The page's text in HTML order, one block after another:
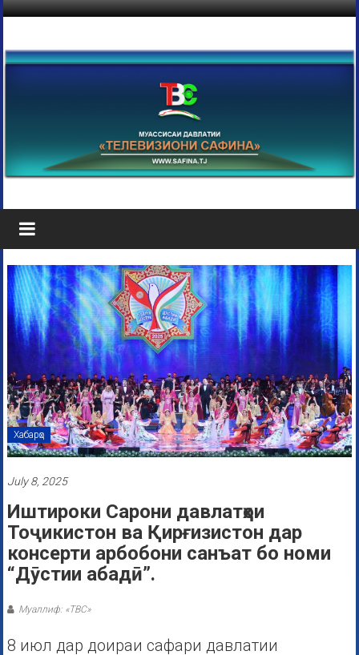
Хабарҳо
July 8, 2025
Иштироки Сарони давлатҳои
Тоҷикистон ва Қирғизистон дар
консерти арбобони санъат бо номи
“Дӯстии абадӣ”.
Муаллиф: «ТВС»
8 июл дар доираи сафари давлатии